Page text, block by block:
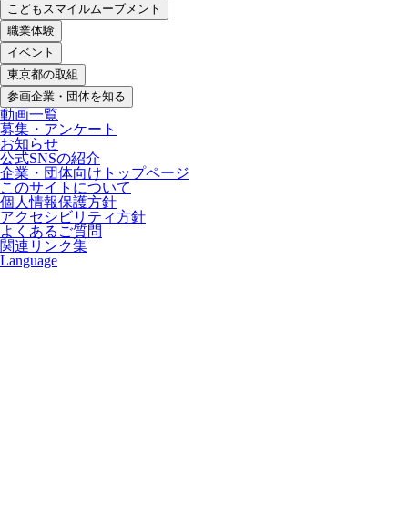
こどもスマイルムーブメント
職業体験
イベント
東京都の取組
参画企業・団体を知る
動画一覧
募集・アンケート
お知らせ
公式SNSの紹介
企業・団体向けトップページ
このサイトについて
個人情報保護方針
アクセシビリティ方針
よくあるご質問
関連リンク集
Language